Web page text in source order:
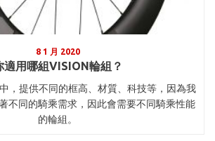
8 1 月 2020
適用哪組VISION輪組？
，提供不同的框高、材質、科技等，因為我
不同的騎乘需求，因此會需要不同騎乘性能
的輪組。